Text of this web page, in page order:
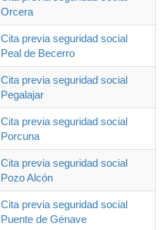
Orcera
Cita previa seguridad social
Peal de Becerro
Cita previa seguridad social
Pegalajar
Cita previa seguridad social
Porcuna
Cita previa seguridad social
Pozo Alcón
Cita previa seguridad social
Puente de Génave